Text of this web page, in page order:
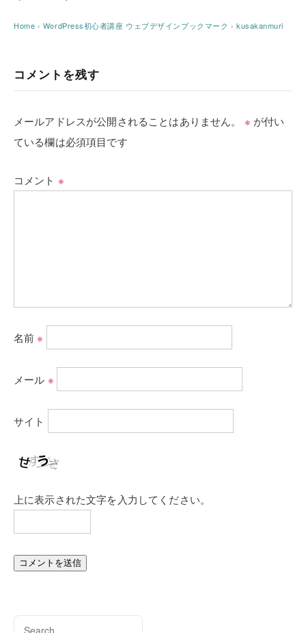
Home › WordPress初心者講座 ウェブデザインブックマーク › kusakanmuri
コメントを残す
メールアドレスが公開されることはありません。 ※ が付い
ている欄は必須項目です
コメント ※
名前※
メール ※
サイト
上に表示された文字を入力してください。